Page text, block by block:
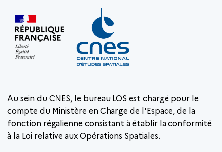
Au sein du CNES, le bureau LOS est chargé pour le
compte du Ministère en Charge de l'Espace, de la
fonction régalienne consistant à établir la conformité
à la Loi relative aux Opérations Spatiales.